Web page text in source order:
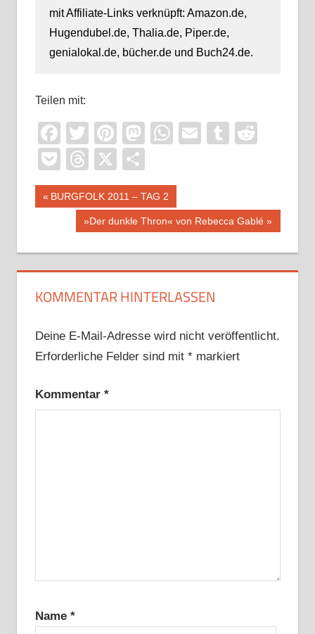
mit Affiliate-Links verknüpft: Amazon.de,
Hugendubel.de, Thalia.de, Piper.de,
genialokal.de, bücher.de und Buch24.de.
Teilen mit:
Facebook
TwitterPinterest
Mastodon
WhatsApp
EmailTumblr
PocketThreads
X
Beitragsnavigation
Vorheriger
Beitrag:
BURGFOLK 2011 – TAG 2
Nächster
»Der dunkle Thron« von Rebecca Gablé
KOMMENTAR HINTERLASSEN
Deine E-Mail-Adresse wird nicht veröffentlicht.
Erforderliche Felder sind mit *markiert
Kommentar *
Name *